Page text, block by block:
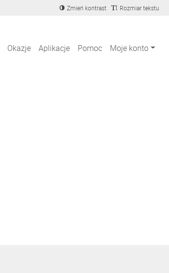
Zmień kontrast Rozmiar tekstu
Okazje Aplikacje Pomoc Moje konto